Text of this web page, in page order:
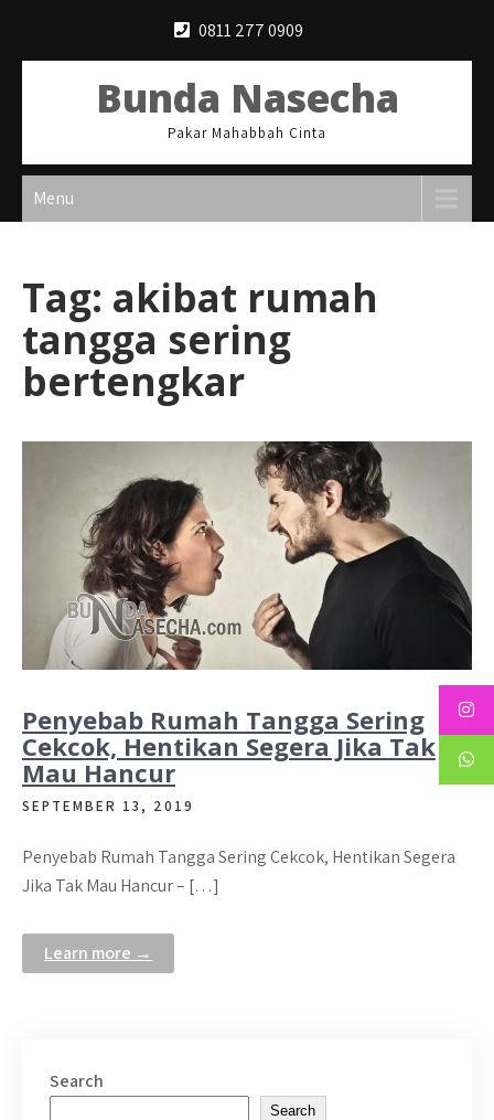
0811 277 0909
Bunda Nasecha
Pakar Mahabbah Cinta
Menu
Tag: akibat rumah
tangga sering
bertengkar
Penyebab Rumah Tangga Sering
Cekcok, Hentikan Segera Jika Tak
Mau Hancur
SEPTEMBER 13, 2019
Penyebab Rumah Tangga Sering Cekcok, Hentikan Segera
Jika Tak Mau Hancur – […]
Learn more →
Search
Search